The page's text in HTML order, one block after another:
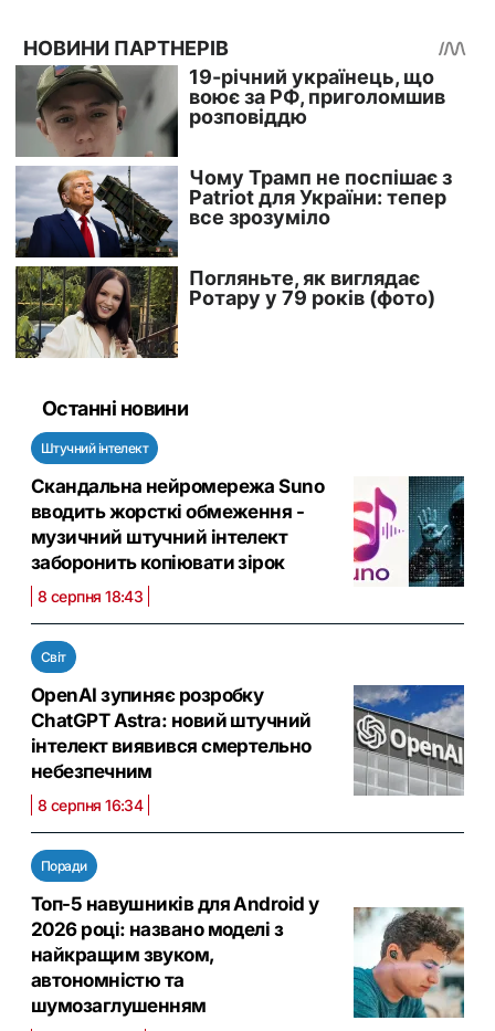
Останні новини
Штучний інтелект
Скандальна нейромережа Suno
вводить жорсткі обмеження -
музичний штучний інтелект
заборонить копіювати зірок
8 серпня 18:43
Світ
OpenAI зупиняє розробку
ChatGPT Astra: новий штучний
інтелект виявився смертельно
небезпечним
8 серпня 16:34
Поради
Топ-5 навушників для Android у
2026 році: названо моделі з
найкращим звуком,
автономністю та
шумозаглушенням